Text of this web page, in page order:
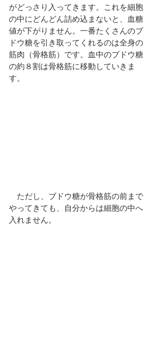
がどっさり入ってきます。これを細胞
の中にどんどん詰め込まないと、血糖
値が下がりません。一番たくさんのブ
ドウ糖を引き取ってくれるのは全身の
筋肉（骨格筋）です。血中のブドウ糖
の約８割は骨格筋に移動していきま
す。
ただし、ブドウ糖が骨格筋の前まで
やってきても、自分からは細胞の中へ
入れません。